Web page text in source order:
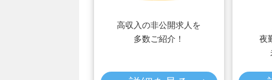
高収入の非公開求人を
多数ご紹介！
夜